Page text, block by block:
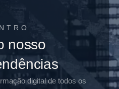
nosso
digital de todos os